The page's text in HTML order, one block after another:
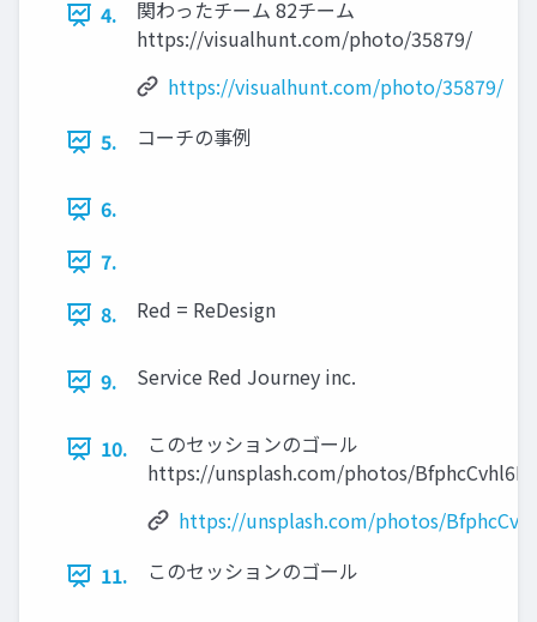
4.
関わったチーム 82チーム
https://visualhunt.com/photo/35879/
https://visualhunt.com/photo/35879/
5.
コーチの事例
6.
7.
8.
Red = ReDesign
9. Service Red Journey inc.
10.
このセッションのゴール
https://unsplash.com/photos/BfphcCvhl6E
https://unsplash.com/photos/
11.
このセッションのゴール